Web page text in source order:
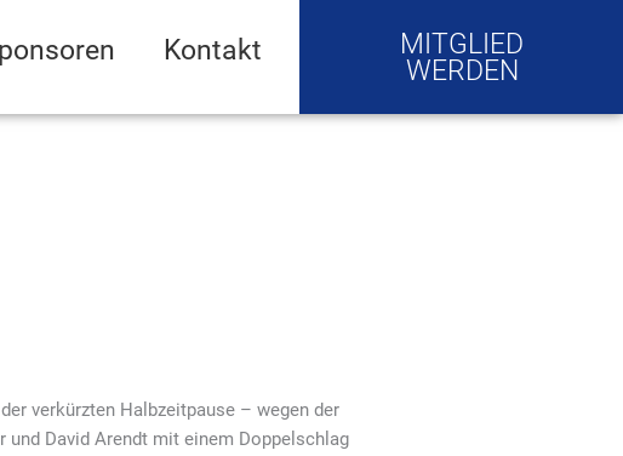
Kontakt
MITGLIED
WERDEN
verkürzten Halbzeitpause – wegen der
und David Arendt mit einem Doppelschlag